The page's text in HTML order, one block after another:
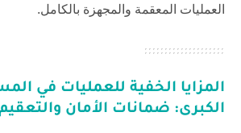
العمليات المعقمة والمجهزة بالكامل.
المزايا الخفية للعمليات في
الكبرى: ضمانات الأمان